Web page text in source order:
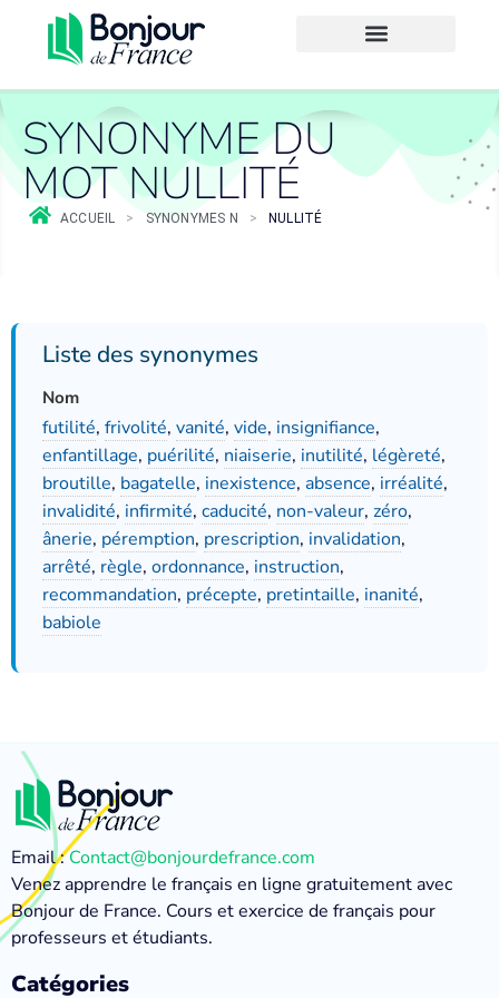
SYNONYME DU
MOT NULLITÉ
ACCUEIL > SYNONYMES N > NULLITÉ
Liste des synonymes
Nom
futilité, frivolité, vanité, vide, insignifiance,
enfantillage, puérilité, niaiserie, inutilité, légèreté,
broutille, bagatelle, inexistence, absence, irréalité,
invalidité, infirmité, caducité, non-valeur, zéro,
ânerie, péremption, prescription, invalidation,
arrêté, règle, ordonnance, instruction,
recommandation, précepte, pretintaille, inanité,
babiole
Email :Contact@bonjourdefrance.com
Venez apprendre le français en ligne gratuitement avec
Bonjour de France. Cours et exercice de français pour
professeurs et étudiants.
Catégories